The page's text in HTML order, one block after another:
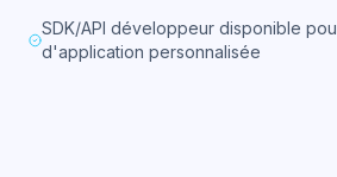
SDK/API développeur disponible
d'application personnalisée